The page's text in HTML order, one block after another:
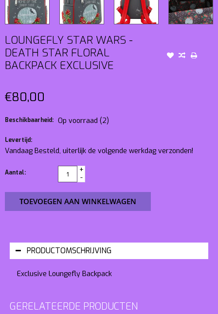
LOUNGEFLY STAR WARS -
DEATH STAR FLORAL
BACKPACK EXCLUSIVE
€80,00
Beschikbaarheid: Op voorraad (2)
Levertijd:
Vandaag Besteld, uiterlijk de volgende werkdag verzonden!
Aantal:
+
-
TOEVOEGEN AAN WINKELWAGEN
PRODUCTOMSCHRIJVING
Exclusive Loungefly Backpack
GERELATEERDE PRODUCTEN